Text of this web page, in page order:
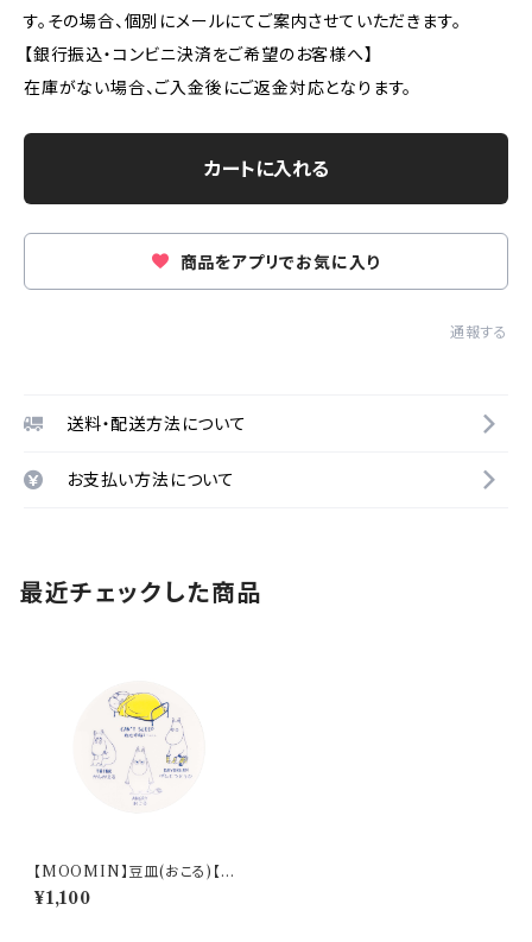
す。その場合、個別にメールにてご案内させていただきます。
【銀行振込・コンビニ決済をご希望のお客様へ】
在庫がない場合、ご入金後にご返金対応となります。
カートに入れる
商品をアプリでお気に入り
通報する
送料・配送方法について
お支払い方法について
最近チェックした商品
【MOOMIN】豆皿(おこる)【M
M14000】MM14003-333
¥1,100